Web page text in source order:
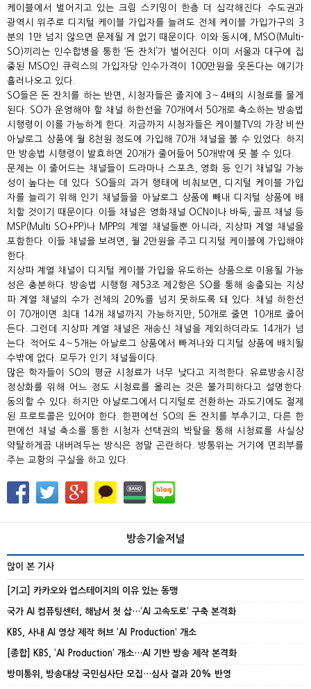
케이블에서 벌어지고 있는 크림 스키밍이 한층 더 심각해진다. 수도권과
광역시 위주로 디지털 케이블 가입자를 늘려도 전체 케이블 가입가구의 3
분의 1만 넘지 않으면 문제될 게 없기 때문이다. 이와 동시에, MSO(Multi-
SO)끼리는 인수합병을 통한 ‘돈 잔치’가 벌어진다. 이미 서울과 대구에 집
중된 MSO인 큐릭스의 가입자당 인수가격이 100만원을 웃돈다는 얘기가
흘러나오고 있다.
SO들은 돈 잔치를 하는 반면, 시청자들은 졸지에 3～4배의 시청료를 물게
된다. SO가 운영해야 할 채널 하한선을 70개에서 50개로 축소하는 방송법
시행령이 이를 가능하게 한다. 지금까지 시청자들은 케이블TV의 가장 비싼
아날로그 상품에 월 8천원 정도에 가입해 70개 채널을 볼 수 있었다. 하지
만 방송법 시행령이 발효하면 20개가 줄어들어 50개밖에 못 볼 수 있다.
문제는 이 줄어드는 채널들이 드라마나 스포츠, 영화 등 인기 채널일 가능
성이 높다는 데 있다. SO들의 과거 행태에 비춰보면, 디지털 케이블 가입
자를 늘리기 위해 인기 채널들을 아날로그 상품에 빼내 디지털 상품에 배
치할 것이기 때문이다. 이들 채널은 영화채널 OCN이나 바둑, 골프 채널 등
MSP(Multi SO+PP)나 MPP의 계열 채널들뿐 아니라, 지상파 계열 채널을
포함한다. 이들 채널을 보려면, 월 2만원을 주고 디지털 케이블에 가입해야
한다.
지상파 계열 채널이 디지털 케이블 가입을 유도하는 상품으로 이용될 가능
성은 충분하다. 방송법 시행형 제53조 제2항은 SO를 통해 송출되는 지상
파 계열 채널의 수가 전체의 20%를 넘지 못하도록 돼 있다. 채널 하한선
이 70개이면 최대 14개 채널까지 가능하지만, 50개로 줄면 10개로 줄어
든다. 그런데 지상파 계열 채널은 재송신 채널을 제외하더라도 14개가 넘
는다. 적어도 4～5개는 아날로그 상품에서 빠져나와 디지털 상품에 배치될
수밖에 없다. 모두가 인기 채널들이다.
많은 학자들이 SO의 평균 시청료가 너무 낮다고 지적한다. 유료방송시장
정상화를 위해 어느 정도 시청료를 올리는 것은 불가피하다고 설명한다.
동의할 수 있다. 하지만 아날로그에서 디지털로 전환하는 과도기에도 절제
된 프로토콜은 있어야 한다. 한편에선 SO의 돈 잔치를 부추기고, 다른 한
편에선 채널 축소를 통한 시청자 선택권의 박탈을 통해 시청료를 사실상
약탈하게끔 내버려두는 방식은 정말 곤란하다. 방통위는 거기에 면죄부를
주는 교황의 구실을 하고 있다.
방송기술저널
많이 본 기사
[기고] 카카오와 업스테이지의 이유 있는 동맹
국가 AI 컴퓨팅센터, 해남서 첫 삽…‘AI 고속도로’ 구축 본격화
KBS, 사내 AI 영상 제작 허브 ‘AI Production’ 개소
[종합] KBS, ‘AI Production’ 개소…AI 기반 방송 제작 본격화
방미통위, 방송대상 국민심사단 모집…심사 결과 20% 반영